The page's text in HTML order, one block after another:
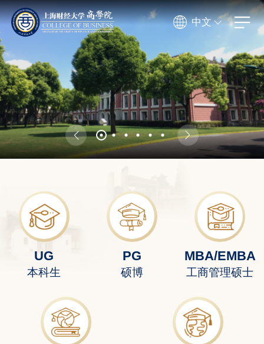
中文
UG
本科生
PG
硕博
MBA/EMBA
工商管理硕士